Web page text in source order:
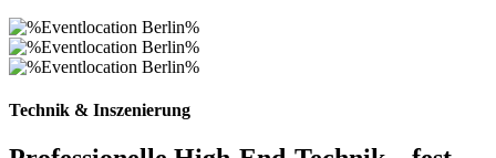
Technik & Inszenierung